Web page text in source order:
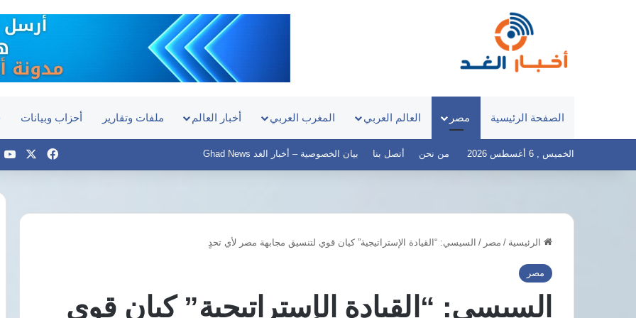
الصفحة الرئيسية مصر العالم العربي المغرب العربي أخبار العالم ملفات وتقارير أحزاب وبيانات
الخميس , 6 أغسطس 2026 من نحن أتصل بنا بيان الخصوصية – أخبار الغد Ghad News فيسبوك
الرئيسية / مصر / السيسي: “القيادة الإستراتيجية” كيان قوي لتنسيق مجابهة مصر لأي تحدٍ
مصر
السيسي: “القيادة الإستراتيجية” كيان قوي
شمسية
الحكومة
بكشف